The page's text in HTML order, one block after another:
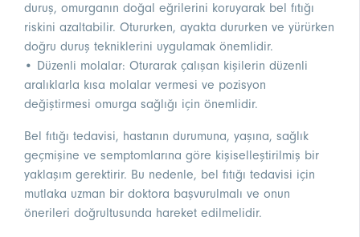
duruş, omurganın doğal eğrilerini koruyarak bel fıtığı
riskini azaltabilir. Otururken, ayakta dururken ve yürürken
doğru duruş tekniklerini uygulamak önemlidir.
• Düzenli molalar: Oturarak çalışan kişilerin düzenli
aralıklarla kısa molalar vermesi ve pozisyon
değiştirmesi omurga sağlığı için önemlidir.
Bel fıtığı tedavisi, hastanın durumuna, yaşına, sağlık
geçmişine ve semptomlarına göre kişiselleştirilmiş bir
yaklaşım gerektirir. Bu nedenle, bel fıtığı tedavisi için
mutlaka uzman bir doktora başvurulmalı ve onun
önerileri doğrultusunda hareket edilmelidir.